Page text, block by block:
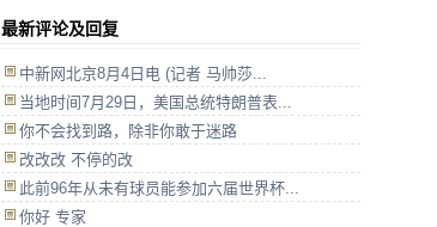
最新评论及回复
中新网北京8月4日电 (记者 马帅莎...
当地时间7月29日，美国总统特朗普表...
你不会找到路，除非你敢于迷路
改改改 不停的改
此前96年从未有球员能参加六届世界杯...
你好 专家